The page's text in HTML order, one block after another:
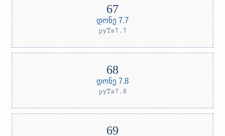
დონე 7.7
pyTs7.7
დონე 7.8
pyTs7.8